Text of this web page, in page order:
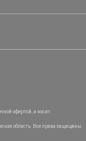
область. Все права защищены.
офертой, и носит